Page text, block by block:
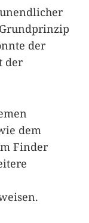
der
der
dem
Finder